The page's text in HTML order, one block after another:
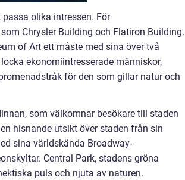
olika intressen. För
Chrysler Building och Flatiron Building.
of Art ett måste med sina över två
ekonomiintresserade människor,
för den som gillar natur och
som välkomnar besökare till staden
hisnande utsikt över staden från sin
sina världskända Broadway-
Central Park, stadens gröna
puls och njuta av naturen.